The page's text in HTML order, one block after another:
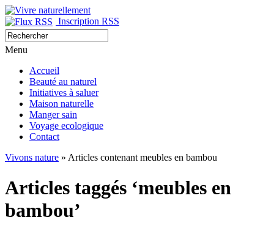
Inscription RSS
Menu
Accueil
Beauté au naturel
Initiatives à saluer
Maison naturelle
Manger sain
Voyage ecologique
Contact
Vivons nature » Articles contenant meubles en bambou
Articles taggés ‘meubles en
bambou’